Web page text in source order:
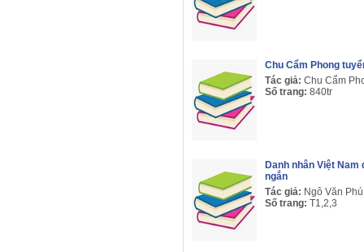
Chu Cẩm Phong
Tác giả: Chu Cẩm
Số trang: 840tr
Danh nhân Việt
ngắn
Tác giả: Ngô Văn Phú
Số trang: T1,2,3